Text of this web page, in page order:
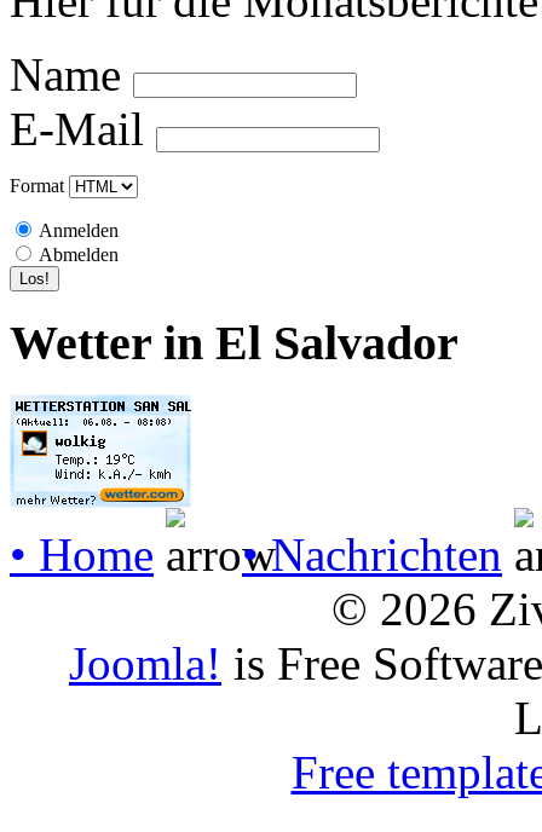
Name
E-Mail
Format
Anmelden
Abmelden
Wetter in El Salvador
• Home
• Nachrichten
© 2026
Joomla! is Free
Free